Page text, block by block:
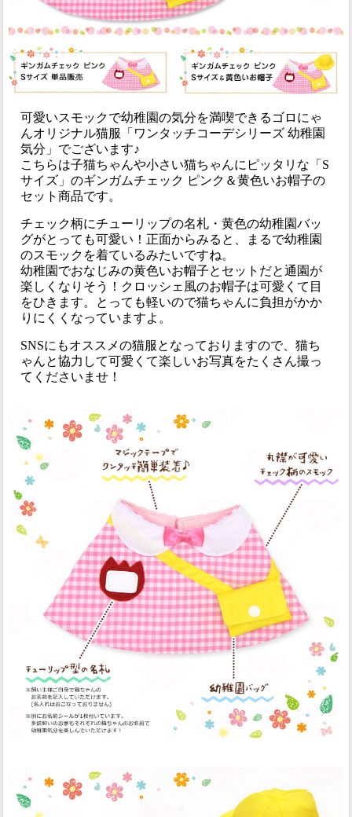
可愛いスモックで幼稚園の気分を満喫できるゴロにゃ
んオリジナル猫服「ワンタッチコーデシリーズ 幼稚園
気分」でございます♪
こちらは子猫ちゃんや小さい猫ちゃんにピッタリな「S
サイズ」のギンガムチェック ピンク＆黄色いお帽子の
セット商品です。
チェック柄にチューリップの名札・黄色の幼稚園バッ
グがとっても可愛い！正面からみると、まるで幼稚園
のスモックを着ているみたいですね。
幼稚園でおなじみの黄色いお帽子とセットだと通園が
楽しくなりそう！クロッシェ風のお帽子は可愛くて目
をひきます。とっても軽いので猫ちゃんに負担がかか
りにくくなっていますよ。
SNSにもオススメの猫服となっておりますので、猫ち
ゃんと協力して可愛くて楽しいお写真をたくさん撮っ
てくださいませ！